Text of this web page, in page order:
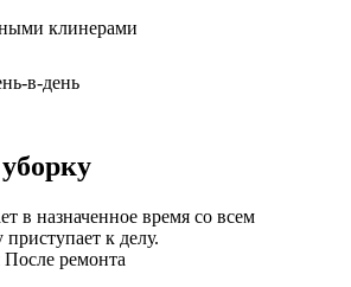
клинерами
в-день
в назначенное время со всем
к делу.
После ремонта